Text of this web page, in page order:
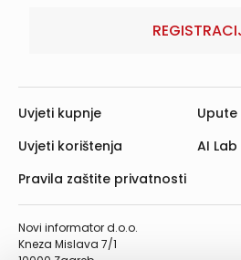
Novi informator d.o.o.
Kneza Mislava 7/1
Uvjeti kupnje
Uvjeti korištenja
Pravila zaštite privatnosti
AI Lab